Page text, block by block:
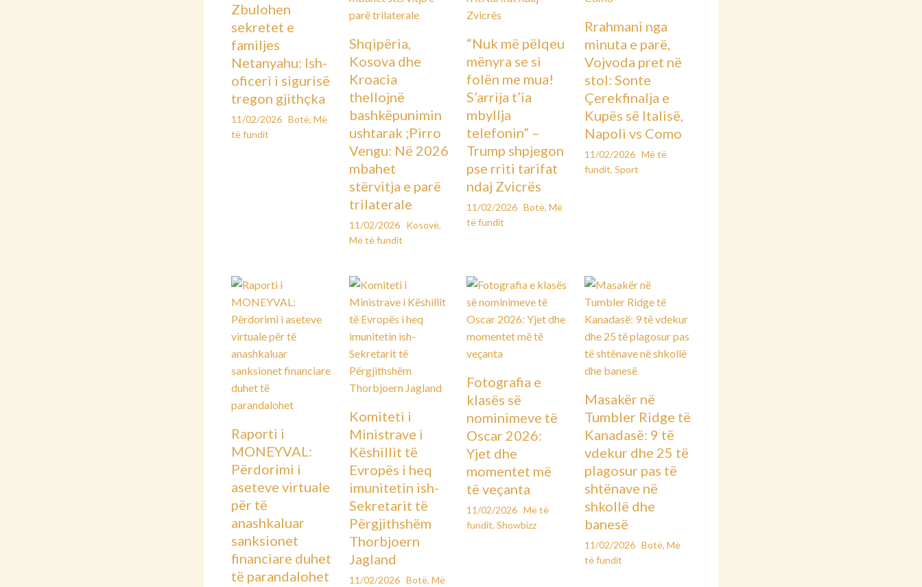
Zbulohen
sekretet e
familjes
Netanyahu: Ish-
oficeri i sigurisë
tregon gjithçka
11/02/2026 Botë, Më
të fundit
Shqipëria,
Kosova dhe
Kroacia
thellojnë
bashkëpunimin
ushtarak ;Pirro
Vengu: Në 2026
mbahet
stërvitja e parë
trilaterale
11/02/2026 Kosovë,
Më të fundit
“Nuk më pëlqeu
mënyra se si
folën me mua!
S’arrija t’ia
mbyllja
telefonin” –
Trump shpjegon
pse rriti tarifat
ndaj Zvicrës
11/02/2026 Botë,Më
të fundit
Rrahmani nga
minuta e parë,
Vojvoda pret në
stol: Sonte
Çerekfinalja e
Kupës së Italisë,
Napoli vs Como
11/02/2026 Më të
fundit, Sport
Raporti i
MONEYVAL:
Përdorimi i
aseteve virtuale
për të
anashkaluar
sanksionet
financiare duhet
të parandalohet
Komiteti i
Ministrave i
Këshillit të
Evropës i heq
imunitetin ish-
Sekretarit të
Përgjithshëm
Thorbjoern
Jagland
11/02/2026 Botë, Më
Fotografia e
klasës së
nominimeve të
Oscar 2026:
Yjet dhe
momentet më
të veçanta
11/02/2026 Më të
fundit,Showbizz
Masakër në
Tumbler Ridge të
Kanadasë: 9 të
vdekur dhe 25 të
plagosur pas të
shtënave në
shkollë dhe
banesë
11/02/2026 Botë, Më
të fundit